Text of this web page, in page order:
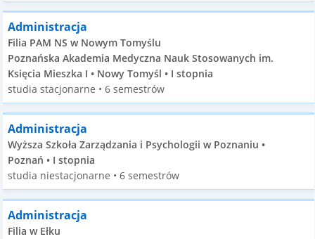
Administracja
Filia PAM NS w Nowym Tomyślu
Poznańska Akademia Medyczna Nauk Stosowanych im.
Księcia Mieszka I • Nowy Tomyśl • I stopnia
studia stacjonarne • 6 semestrów
Administracja
Wyższa Szkoła Zarządzania i Psychologii w Poznaniu •
Poznań • I stopnia
studia niestacjonarne • 6 semestrów
Administracja
Filia w Ełku